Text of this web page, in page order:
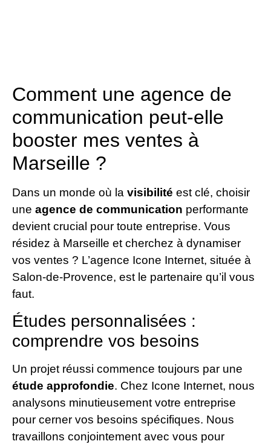
Comment une agence de
communication peut-elle
booster mes ventes à
Marseille ?
Dans un monde où la visibilité est clé, choisir
une agence de communication performante
devient crucial pour toute entreprise. Vous
résidez à Marseille et cherchez à dynamiser
vos ventes ? L’agence Icone Internet, située à
Salon-de-Provence, est le partenaire qu’il vous
faut.
Études personnalisées :
comprendre vos besoins
Un projet réussi commence toujours par une
étude approfondie. Chez Icone Internet, nous
analysons minutieusement votre entreprise
pour cerner vos besoins spécifiques. Nous
travaillons conjointement avec vous pour